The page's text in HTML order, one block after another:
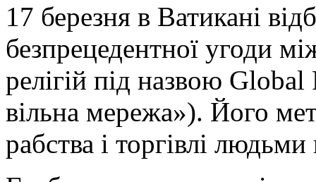
17 березня в Ватикані
безпрецедентної угоди
релігій під назвою
вільна мережа»). Його
рабства і торгівлі